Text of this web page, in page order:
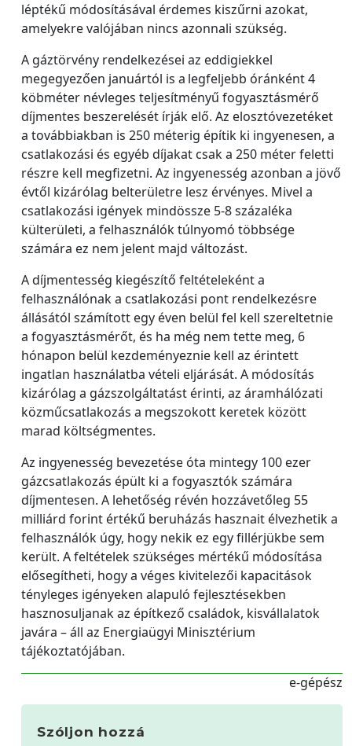
léptékű módosításával érdemes kiszűrni azokat,
amelyekre valójában nincs azonnali szükség.
A gáztörvény rendelkezései az eddigiekkel
megegyezően januártól is a legfeljebb óránként 4
köbméter névleges teljesítményű fogyasztásmérő
díjmentes beszerelését írják elő. Az elosztóvezetéket
a továbbiakban is 250 méterig építik ki ingyenesen, a
csatlakozási és egyéb díjakat csak a 250 méter feletti
részre kell megfizetni. Az ingyenesség azonban a jövő
évtől kizárólag belterületre lesz érvényes. Mivel a
csatlakozási igények mindössze 5-8 százaléka
külterületi, a felhasználók túlnyomó többsége
számára ez nem jelent majd változást.
A díjmentesség kiegészítő feltételeként a
felhasználónak a csatlakozási pont rendelkezésre
állásától számított egy éven belül fel kell szereltetnie
a fogyasztásmérőt, és ha még nem tette meg, 6
hónapon belül kezdeményeznie kell az érintett
ingatlan használatba vételi eljárását. A módosítás
kizárólag a gázszolgáltatást érinti, az áramhálózati
közműcsatlakozás a megszokott keretek között
marad költségmentes.
Az ingyenesség bevezetése óta mintegy 100 ezer
gázcsatlakozás épült ki a fogyasztók számára
díjmentesen. A lehetőség révén hozzávetőleg 55
milliárd forint értékű beruházás hasznait élvezhetik a
felhasználók úgy, hogy nekik ez egy fillérjükbe sem
került. A feltételek szükséges mértékű módosítása
elősegítheti, hogy a véges kivitelezői kapacitások
tényleges igényeken alapuló fejlesztésekben
hasznosuljanak az építkező családok, kisvállalatok
javára – áll az Energiaügyi Minisztérium
tájékoztatójában.
e-gépész
Szóljon hozzá